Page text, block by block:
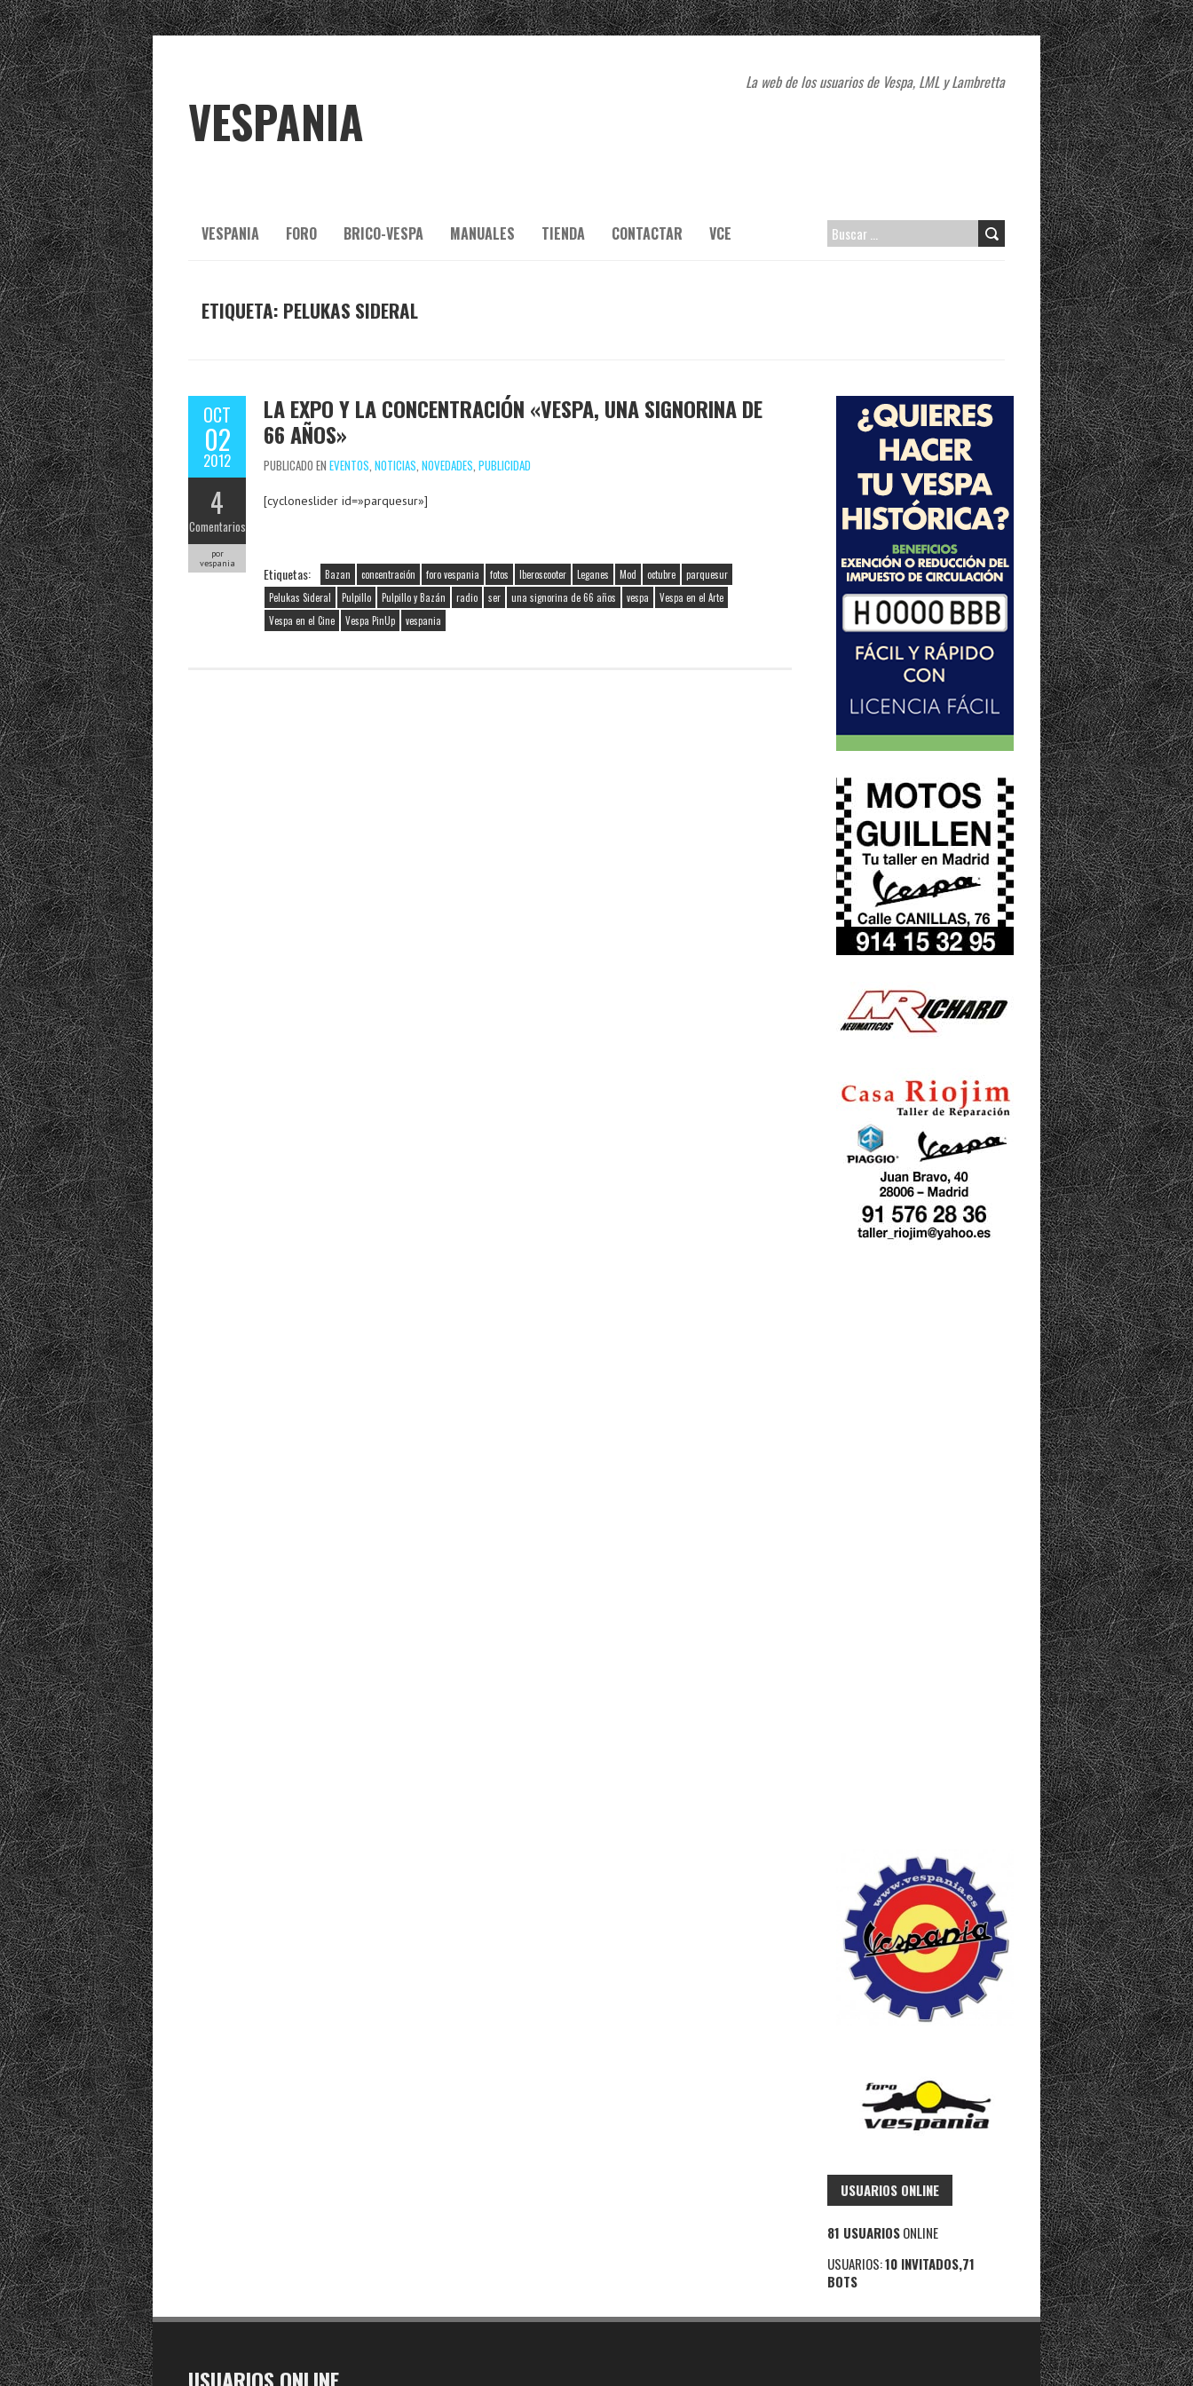
VESPANIA
La web de los usuarios de Vespa, LML y Lambretta
VESPANIA FORO BRICO-VESPA MANUALES TIENDA CONTACTAR VCE
B
ETIQUETA: PELUKAS SIDERAL
OCT
02
2012
4
Comentarios
por
vespania
LA EXPO Y LA CONCENTRACIÓN «VESPA, UNA SIGNORINA DE
66 AÑOS»
PUBLICADO EN EVENTOS, NOTICIAS, NOVEDADES, PUBLICIDAD
[cycloneslider id=»parquesur»]
Etiquetas: Bazan concentración foro vespania fotos Iberoscooter Leganes Mod octubre
parquesur
Pelukas Sideral
Pulpillo Pulpillo y Bazán radio ser una signorina de 66 años vespa
Vespa en el Arte
Vespa en el Cine
Vespa PinUp vespania
USUARIOS ONLINE
81 USUARIOSONLINE
USUARIOS:10 INVITADOS,71
BOTS